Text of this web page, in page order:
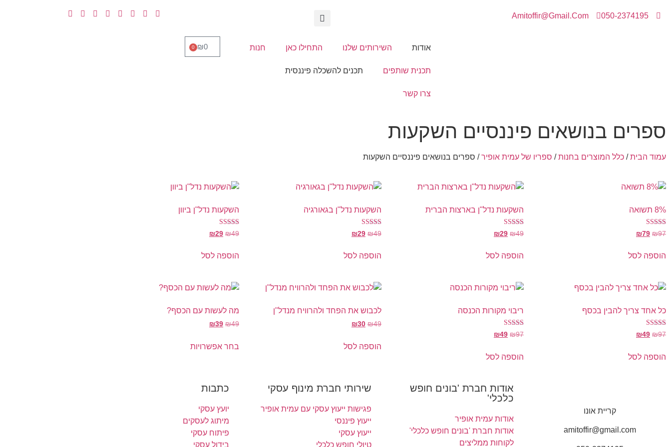
050-2374195
Amitoffir@Gmail.Com
אודות השירותים שלנו התחילו כאן חנות
תכנית שותפים תכנים להשכלה פיננסית
צרו קשר
₪0
0
ספרים בנושאים פיננסיים השקעות
עמוד הבית/ כלל המוצרים בחנות/ ספריו של עמית אופיר/ ספרים בנושאים פיננסיים השקעות
8% תשואה
דורג
5.00
₪97
₪79
הוספה לסל
השקעות נדל"ן בארצות הברית
דורג
5.00
₪49
₪29
הוספה לסל
השקעות נדל"ן בגאורגיה
דורג
5.00
₪49
₪29
הוספה לסל
השקעות נדל"ן ביוון
דורג
4.50
₪49
₪29
הוספה לסל
כל אחד צריך להבין בכסף
דורג₪97
₪49
הוספה לסל
ריבוי מקורות הכנסה
דורג₪97
₪49
הוספה לסל
לכבוש את הפחד ולהרוויח מנדל"ן
₪49
₪30
הוספה לסל
מה לעשות עם הכסף?
₪49
₪39
בחר אפשרויות
קריית אונו
amitoffir@gmail.com
אודות חברת 'בונים חופש
כלכלי'
אודות עמית אופיר
אודות חברת 'בונים חופש כלכלי'
לקוחות ממליצים
שירותי חברת מינוף עסקי
פגישות ייעוץ עסקי עם עמית אופיר
ייעוץ פיננסי
ייעוץ עסקי
טיולי חופש כלכלי
כתבות
יועץ עסקי
מיתוג לעסקים
פיתוח עסקי
בידול עסקי